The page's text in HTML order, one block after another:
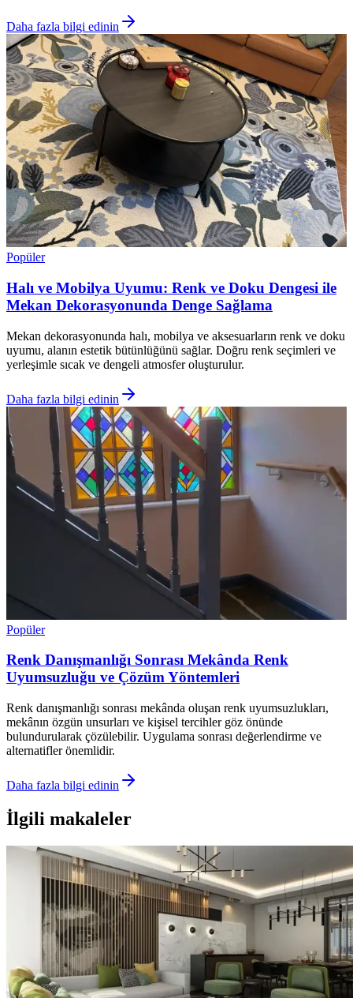
Daha fazla bilgi edinin
Popüler
Halı ve Mobilya Uyumu: Renk ve Doku Dengesi ile
Mekan Dekorasyonunda Denge Sağlama
Mekan dekorasyonunda halı, mobilya ve aksesuarların renk ve doku
uyumu, alanın estetik bütünlüğünü sağlar. Doğru renk seçimleri ve
yerleşimle sıcak ve dengeli atmosfer oluşturulur.
Daha fazla bilgi edinin
Popüler
Renk Danışmanlığı Sonrası Mekânda Renk
Uyumsuzluğu ve Çözüm Yöntemleri
Renk danışmanlığı sonrası mekânda oluşan renk uyumsuzlukları,
mekânın özgün unsurları ve kişisel tercihler göz önünde
bulundurularak çözülebilir. Uygulama sonrası değerlendirme ve
alternatifler önemlidir.
Daha fazla bilgi edinin
İlgili makaleler